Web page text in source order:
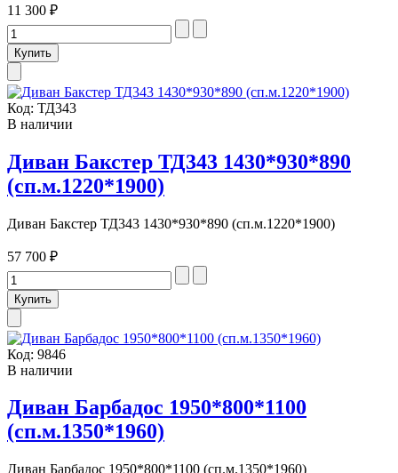
11 300 ₽
Код: ТД343
В наличии
Диван Бакстер ТД343 1430*930*890
(сп.м.1220*1900)
Диван Бакстер ТД343 1430*930*890 (сп.м.1220*1900)
57 700 ₽
Код: 9846
В наличии
Диван Барбадос 1950*800*1100
(сп.м.1350*1960)
Диван Барбадос 1950*800*1100 (сп.м.1350*1960)